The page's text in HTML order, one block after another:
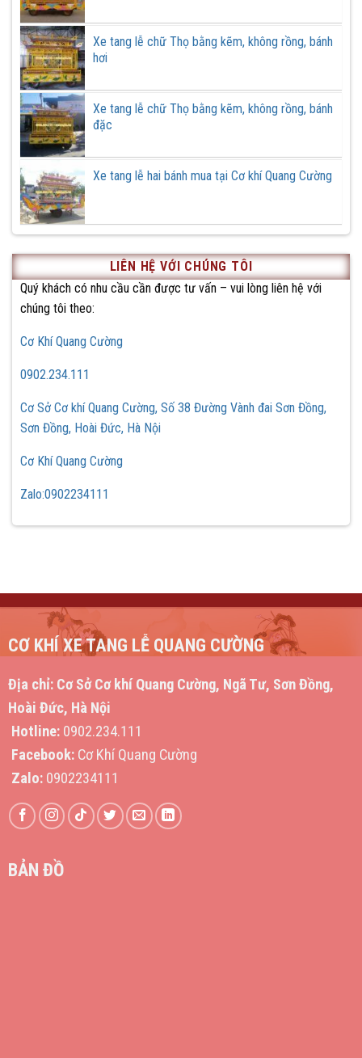
Xe tang lễ chữ Thọ bằng kẽm, không rồng, bánh
hơi
Xe tang lễ chữ Thọ bằng kẽm, không rồng, bánh
đặc
Xe tang lễ hai bánh mua tại Cơ khí Quang Cường
LIÊN HỆ VỚI CHÚNG TÔI
Quý khách có nhu cầu cần được tư vấn – vui lòng liên hệ với
chúng tôi theo:
Cơ Khí Quang Cường
0902.234.111
Cơ Sở Cơ khí Quang Cường, Số 38 Đường Vành đai Sơn Đồng,
Sơn Đồng, Hoài Đức, Hà Nội
Cơ Khí Quang Cường
Zalo:0902234111
CƠ KHÍ XE TANG LỄ QUANG CƯỜNG
Địa chỉ:Cơ Sở Cơ khí Quang Cường, Ngã Tư, Sơn Đồng,
Hoài Đức, Hà Nội
Hotline:0902.234.111
Facebook:Cơ Khí Quang Cường
Zalo:0902234111
BẢN ĐỒ